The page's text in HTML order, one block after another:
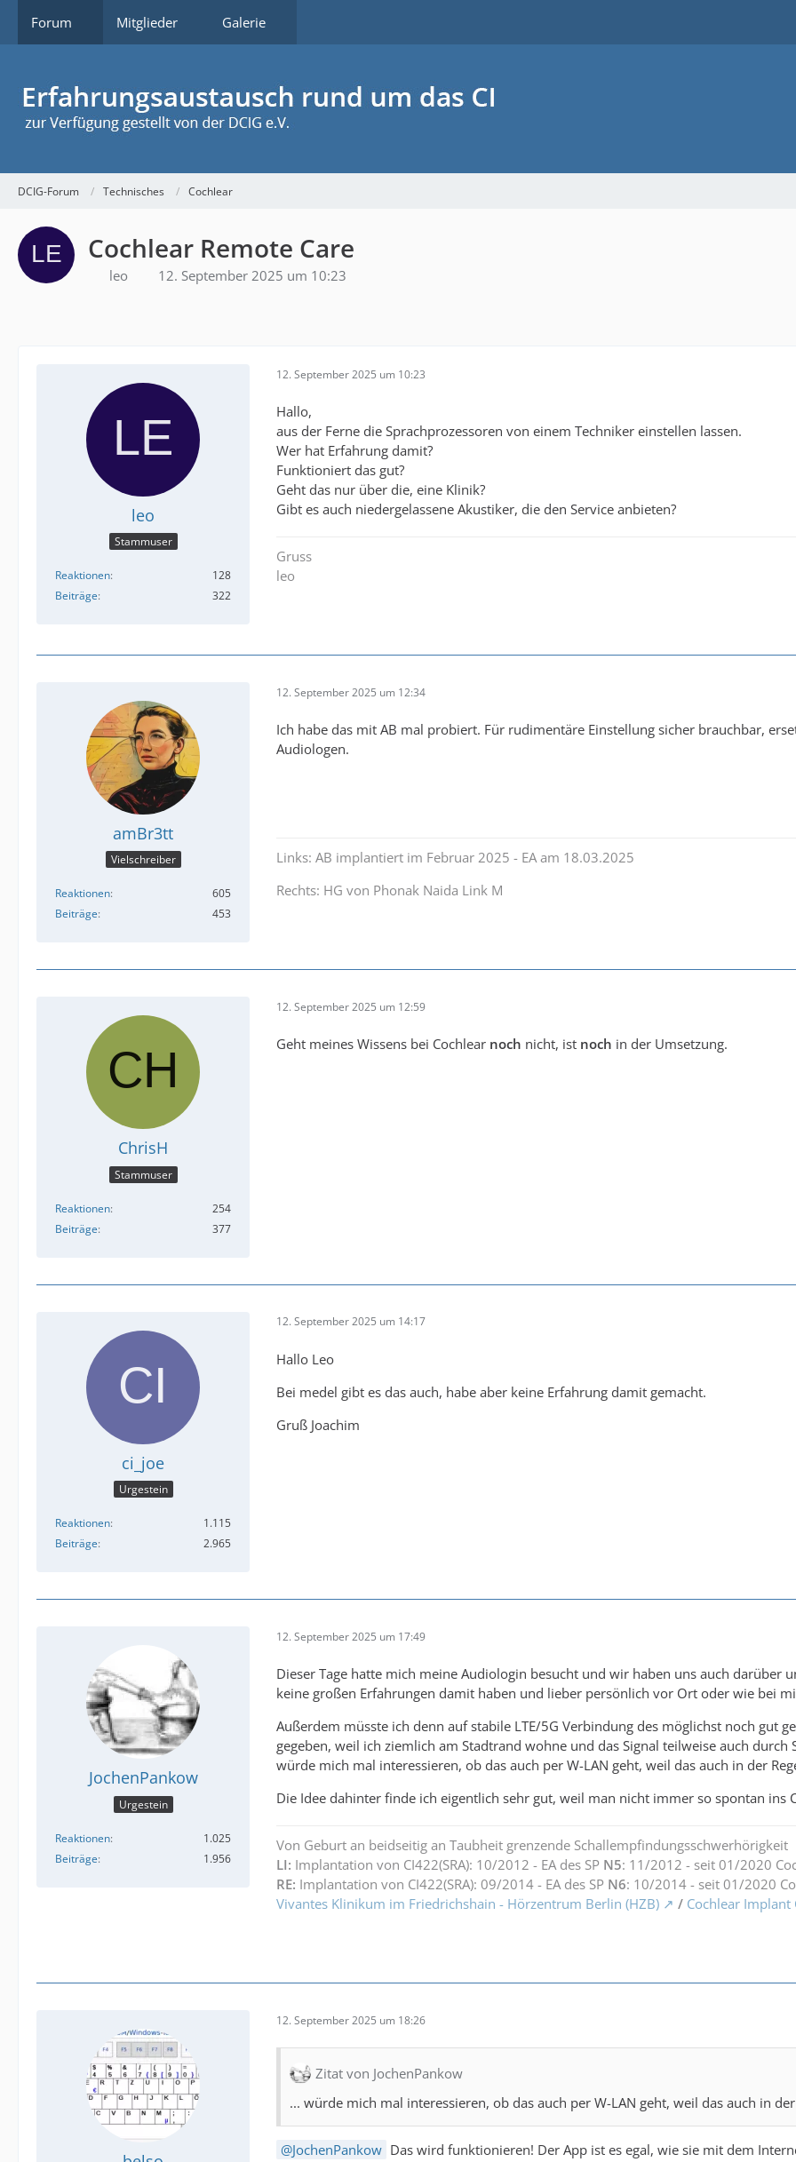
Forum Mitglieder Galerie
DCIG-Forum Technisches Cochlear
Cochlear Remote Care
leo 12. September 2025 um 10:23
leo
Stammuser
Reaktionen
128
Beiträge
322
12. September 2025 um 10:23
Hallo,
aus der Ferne die Sprachprozessoren von einem Techniker einstellen lassen.
Wer hat Erfahrung damit?
Funktioniert das gut?
Geht das nur über die, eine Klinik?
Gibt es auch niedergelassene Akustiker, die den Service anbieten?
Gruss
leo
amBr3tt
Vielschreiber
Reaktionen
605
Beiträge
453
12. September 2025 um 12:34
Ich habe das mit AB mal probiert. Für rudimentäre Einstellung sicher brauchbar,
Audiologen.
Links: AB implantiert im Februar 2025 - EA am 18.03.2025
Rechts: HG von Phonak Naida Link M
ChrisH
Stammuser
Reaktionen
254
Beiträge
377
12. September 2025 um 12:59
Geht meines Wissens bei Cochlear noch nicht, ist noch in der Umsetzung.
ci_joe
Urgestein
Reaktionen
1.115
Beiträge
2.965
12. September 2025 um 14:17
Hallo Leo
Bei medel gibt es das auch, habe aber keine Erfahrung damit gemacht.
Gruß Joachim
JochenPankow
Urgestein
Reaktionen
1.025
Beiträge
1.956
12. September 2025 um 17:49
Dieser Tage hatte mich meine Audiologin besucht und wir haben uns auch darüber
keine großen Erfahrungen damit haben und lieber persönlich vor Ort oder wie bei
Außerdem müsste ich denn auf stabile LTE/5G Verbindung des möglichst noch gut
gegeben, weil ich ziemlich am Stadtrand wohne und das Signal teilweise auch
würde mich mal interessieren, ob das auch per W-LAN geht, weil das auch in der
Die Idee dahinter finde ich eigentlich sehr gut, weil man nicht immer so spontan ins
Von Geburt an beidseitig an Taubheit grenzende Schallempfindungsschwerhörigkeit
LI: Implantation von CI422(SRA): 10/2012 - EA des SP N5: 11/2012 - seit 01/2020
RE: Implantation von CI422(SRA): 09/2014 - EA des SP N6: 10/2014 - seit 01/2020
Vivantes Klinikum im Friedrichshain - Hörzentrum Berlin (HZB)
/ Cochlear
12. September 2025 um 18:26
Zitat von JochenPankow
... würde mich mal interessieren, ob das auch per W-LAN geht, weil das auch in
JochenPankow Das wird funktionieren! Der App ist es egal, wie sie mit dem